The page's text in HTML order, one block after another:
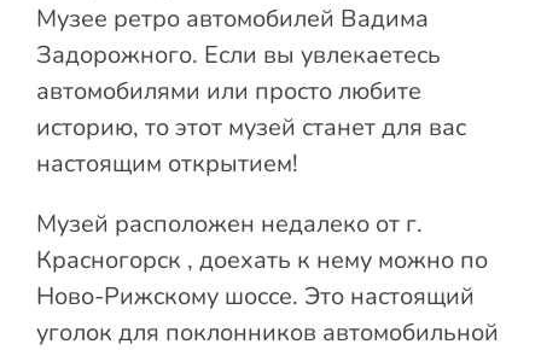
Музее ретро автомобилей Вадима
Задорожного. Если вы увлекаетесь
автомобилями или просто любите
историю, то этот музей станет для вас
настоящим открытием!
Музей расположен недалеко от г.
Красногорск , доехать к нему можно по
Ново-Рижскому шоссе. Это настоящий
уголок для поклонников автомобильной